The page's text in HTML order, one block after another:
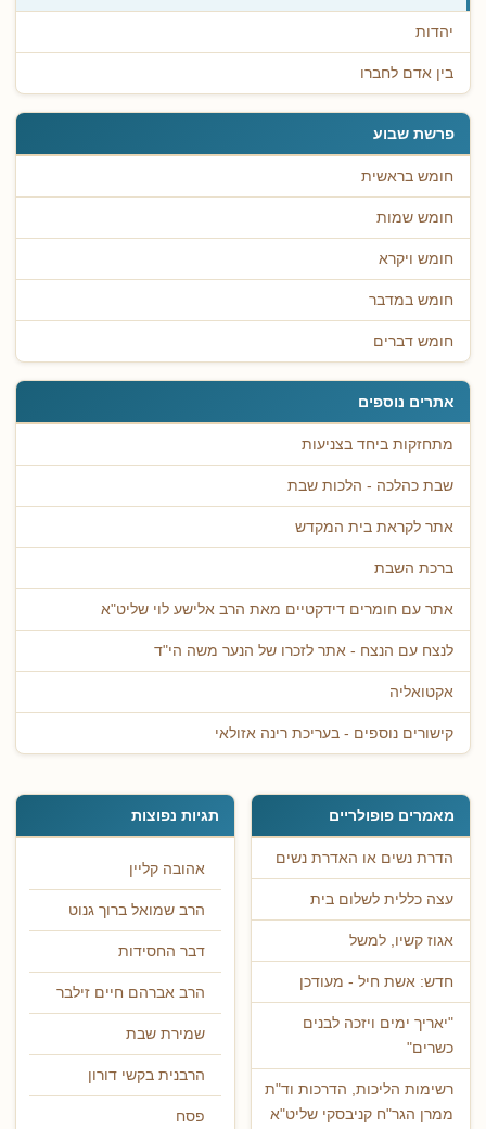
יהדות
בין אדם לחברו
פרשת שבוע
חומש בראשית
חומש שמות
חומש ויקרא
חומש במדבר
חומש דברים
אתרים נוספים
מתחזקות ביחד בצניעות
שבת כהלכה - הלכות שבת
אתר לקראת בית המקדש
ברכת השבת
אתר עם חומרים דידקטיים מאת הרב אלישע לוי שליט"א
לנצח עם הנצח - אתר לזכרו של הנער משה הי"ד
אקטואליה
קישורים נוספים - בעריכת רינה אזולאי
מאמרים פופולריים
הדרת נשים או האדרת נשים
עצה כללית לשלום בית
אגוז קשיו, למשל
חדש: אשת חיל - מעודכן
"יאריך ימים ויזכה לבנים
כשרים"
רשימות הליכות, הדרכות וד"ת
ממרן הגר"ח קניבסקי שליט"א
תגיות נפוצות
אהובה קליין
הרב שמואל ברוך גנוט
דבר החסידות
הרב אברהם חיים זילבר
שמירת שבת
הרבנית בקשי דורון
פסח